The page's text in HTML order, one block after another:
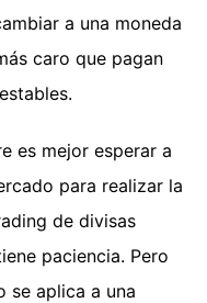
a una moneda
caro que pagan
es mejor esperar a
para realizar la
de divisas
paciencia. Pero
se aplica a una